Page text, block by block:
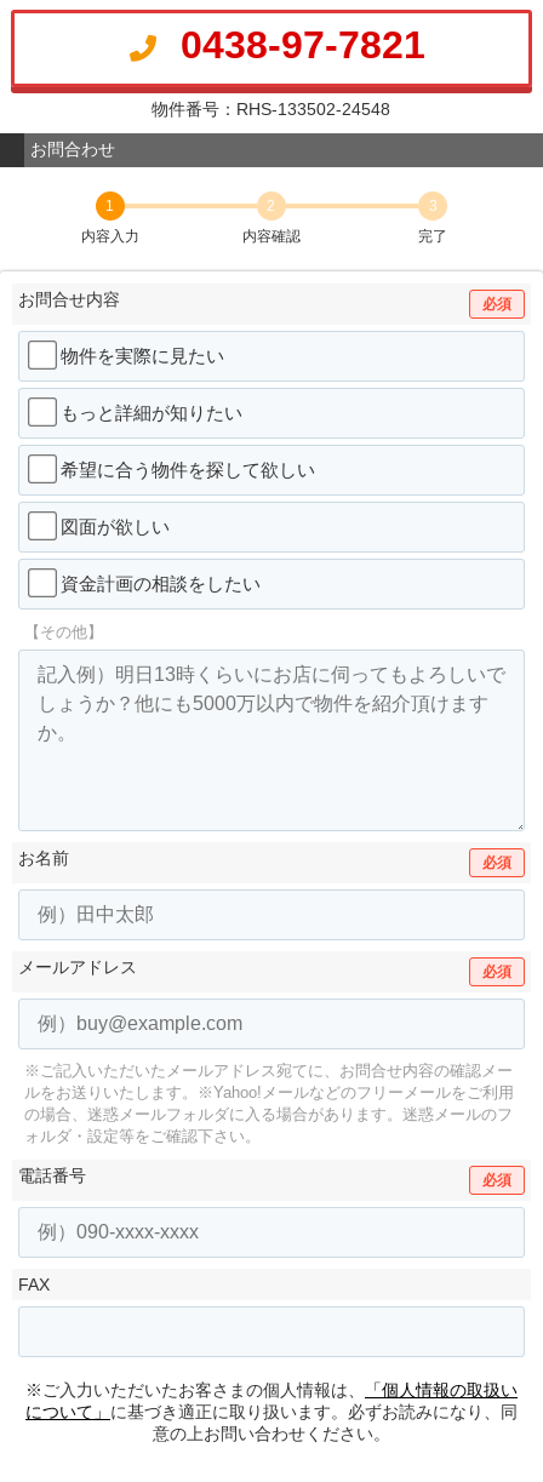
0438-97-7821
物件番号：RHS-133502-24548
お問合わせ
1
内容入力
2
内容確認
3
完了
お問合せ内容 必須
物件を実際に見たい
もっと詳細が知りたい
希望に合う物件を探して欲しい
図面が欲しい
資金計画の相談をしたい
【その他】
お名前 必須
メールアドレス 必須
※ご記入いただいたメールアドレス宛てに、お問合せ内容の確認メー
ルをお送りいたします。
※Yahoo!メールなどのフリーメールをご利用
の場合、迷惑メールフォルダに入る場合があります。 迷惑メールのフ
ォルダ・設定等をご確認下さい。
電話番号 必須
FAX
※ご入力いただいたお客さまの個人情報は、
「個人情報の取扱い
について」 に基づき適正に取り扱います。必ずお読みになり、同
意の上お問い合わせください。